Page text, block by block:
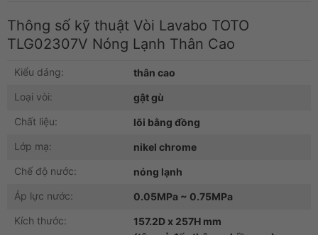
Thông số kỹ thuật Vòi Lavabo TOTO
TLG02307V Nóng Lạnh Thân Cao
Kiểu dáng:
thân cao
Loại vòi:
gật gù
Chất liệu:
lõi bằng đồng
Lớp mạ:
nikel chrome
Chế độ nước:
nóng lạnh
Áp lực nước:
0.05MPa ~ 0.75MPa
Kích thước:
157.2D x 257H mm